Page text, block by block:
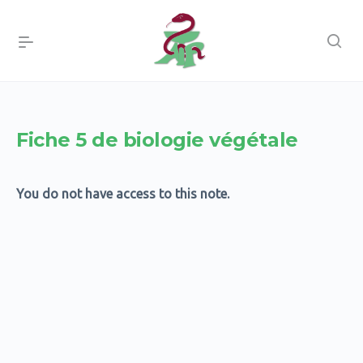
Fiche 5 de biologie végétale
You do not have access to this note.